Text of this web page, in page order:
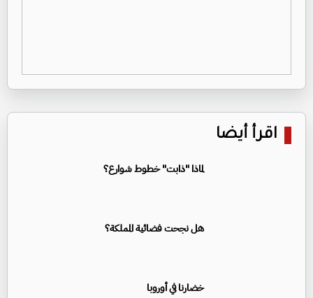
اقرأ أيضا
لماذا "ذابت" خطوط شوارع؟
هل نجحت فضائية المملكة؟
خضارنا في أوروبا